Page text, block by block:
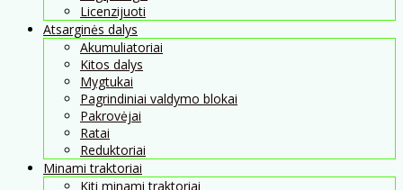
Licenzijuoti
Atsarginės dalys
Akumuliatoriai
Kitos dalys
Mygtukai
Pagrindiniai valdymo blokai
Pakrovėjai
Ratai
Reduktoriai
Minami traktoriai
Kiti minami traktoriai